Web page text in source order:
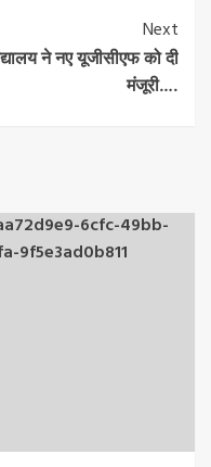
Next
ने नए यूजीसीएफ को दी
मंजूरी….